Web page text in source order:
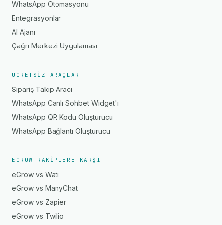
WhatsApp Otomasyonu
Entegrasyonlar
AI Ajanı
Çağrı Merkezi Uygulaması
ÜCRETSIZ ARAÇLAR
Sipariş Takip Aracı
WhatsApp Canlı Sohbet Widget'ı
WhatsApp QR Kodu Oluşturucu
WhatsApp Bağlantı Oluşturucu
EGROW RAKIPLERE KARŞI
eGrow vs Wati
eGrow vs ManyChat
eGrow vs Zapier
eGrow vs Twilio